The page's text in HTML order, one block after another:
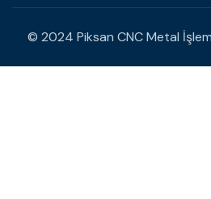
© 2024 Piksan CNC Metal